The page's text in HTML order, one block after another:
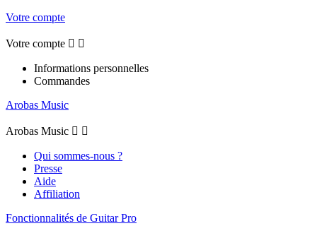
Votre compte
Votre compte  
Informations personnelles
Commandes
Arobas Music
Arobas Music  
Qui sommes-nous ?
Presse
Aide
Affiliation
Fonctionnalités de Guitar Pro